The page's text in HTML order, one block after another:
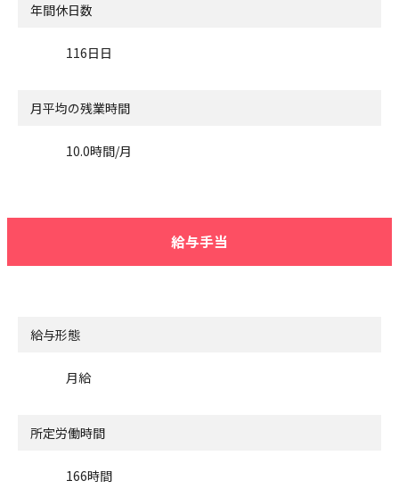
年間休日数
116日日
月平均の残業時間
10.0時間/月
給与手当
給与形態
月給
所定労働時間
166時間